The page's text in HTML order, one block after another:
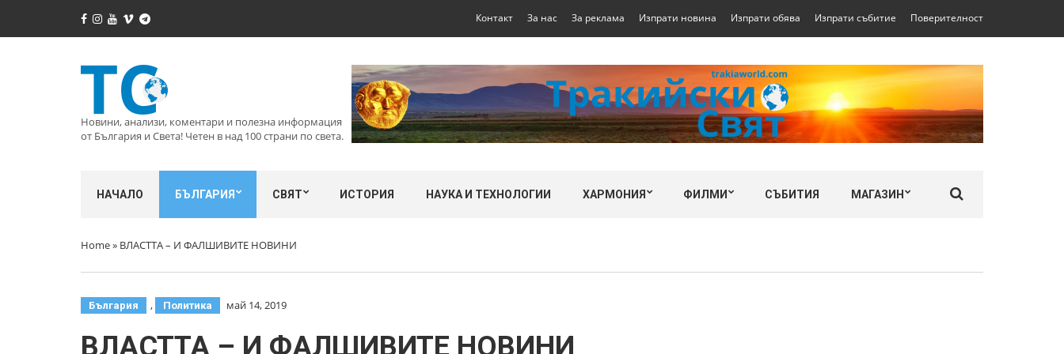
Контакт За нас За реклама Изпрати новина Изпрати обява Изпрати събитие Поверителност
Новини, анализи, коментари и полезна информация
от България и Света! Четен в над 100 страни по света.
НАЧАЛО БЪЛГАРИЯ СВЯТ ИСТОРИЯ НАУКА И ТЕХНОЛОГИИ ХАРМОНИЯ ФИЛМИ СЪБИТИЯ МАГАЗИН
Home» ВЛАСТТА – И ФАЛШИВИТЕ НОВИНИ
България , Политика май 14, 2019
ВЛАСТТА – И ФАЛШИВИТЕ НОВИНИ